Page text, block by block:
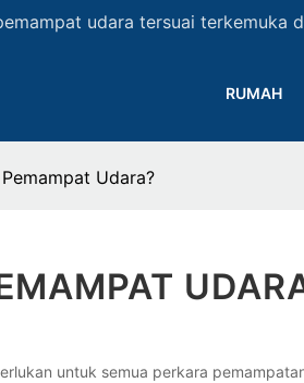
udara tersuai terkemuka
RUMAH
Udara?
untuk semua perkara